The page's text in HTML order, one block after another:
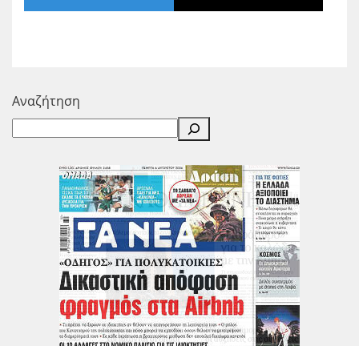
Αναζήτηση